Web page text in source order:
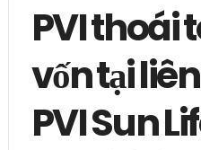
PVI thoái
vốn tại
PVI Sun